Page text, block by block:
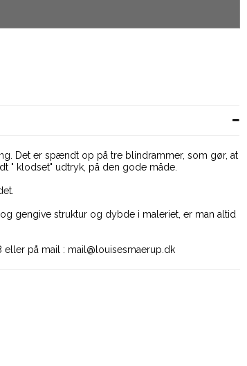
Det er spændt op på tre blindrammer, som gør, at
" klodset" udtryk, på den gode måde.
gengive struktur og dybde i maleriet, er man altid
på mail : mail@louisesmaerup.dk